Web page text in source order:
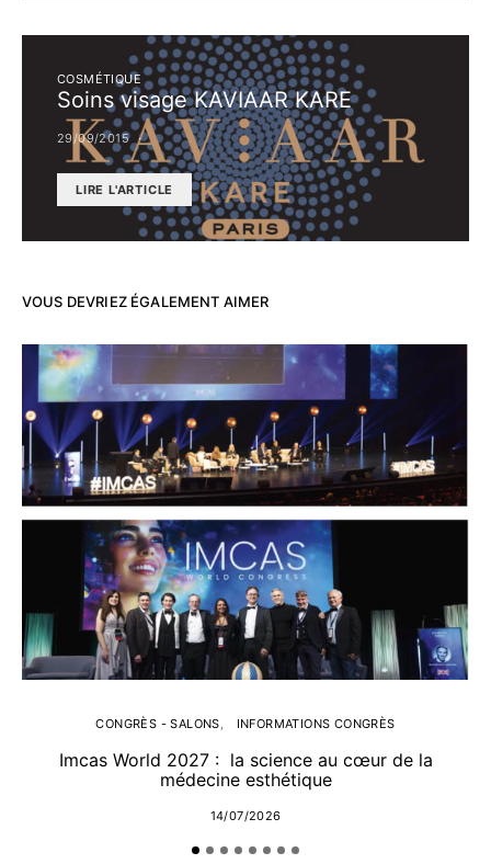
COSMÉTIQUE
Soins visage KAVIAAR KARE
29/09/2015
LIRE L'ARTICLE
VOUS DEVRIEZ ÉGALEMENT AIMER
CONGRÈS - SALONS INFORMATIONS CONGRÈS
Imcas World 2027 : la science au cœur de la
médecine esthétique
14/07/2026